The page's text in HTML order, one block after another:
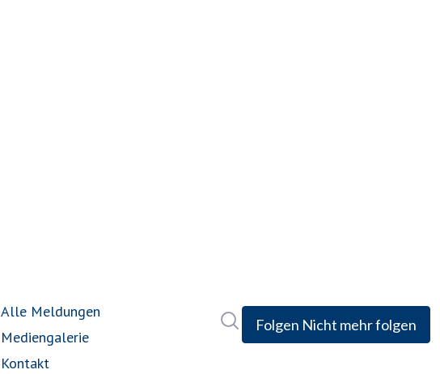
Alle Meldungen
Mediengalerie
Kontakt
Folgen Nicht mehr folgen